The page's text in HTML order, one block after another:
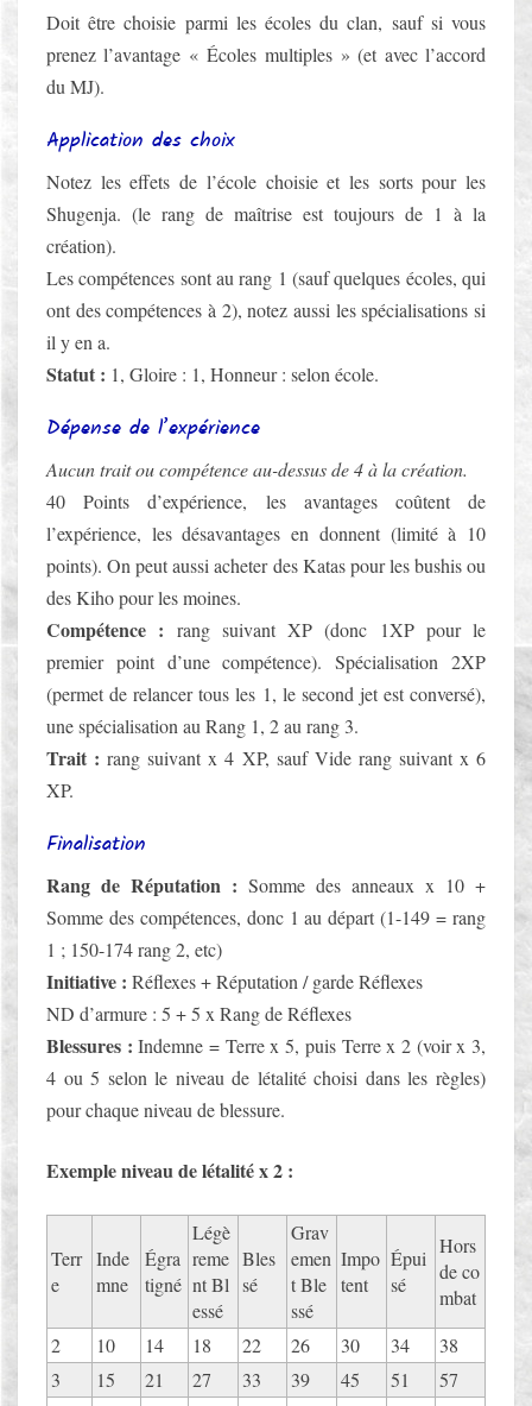
Doit être choisie parmi les écoles du clan, sauf si vous
prenez l’avantage « Écoles multiples » (et avec l’accord
du MJ).
Application des choix
Notez les effets de l’école choisie et les sorts pour les
Shugenja. (le rang de maîtrise est toujours de 1 à la
création).
Les compétences sont au rang 1 (sauf quelques écoles, qui
ont des compétences à 2), notez aussi les spécialisations si
il y en a.
Statut : 1, Gloire : 1, Honneur : selon école.
Dépense de l’expérience
Aucun trait ou compétence au-dessus de 4 à la création.
40 Points d’expérience, les avantages coûtent de
l’expérience, les désavantages en donnent (limité à 10
points). On peut aussi acheter des Katas pour les bushis ou
des Kiho pour les moines.
Compétence : rang suivant XP (donc 1XP pour le
premier point d’une compétence). Spécialisation 2XP
(permet de relancer tous les 1, le second jet est conversé),
une spécialisation au Rang 1, 2 au rang 3.
Trait : rang suivant x 4 XP, sauf Vide rang suivant x 6
XP.
Finalisation
Rang de Réputation : Somme des anneaux x 10 +
Somme des compétences, donc 1 au départ (1-149 = rang
1 ; 150-174 rang 2, etc)
Initiative : Réflexes + Réputation / garde Réflexes
ND d’armure : 5 + 5 x Rang de Réflexes
Blessures : Indemne = Terre x 5, puis Terre x 2 (voir x 3,
4 ou 5 selon le niveau de létalité choisi dans les règles)
pour chaque niveau de blessure.
Exemple niveau de létalité x 2 :
Terr
e
Inde
mne
Égra
tigné
Légè
reme
nt Bl
essé
Bles
sé
Grav
emen
t Ble
ssé
Impo
tent
Épui
sé
Hors
de co
mbat
2
10 14 18 22 26 30 34
38
3
15 21 27 33 39 45 51
57